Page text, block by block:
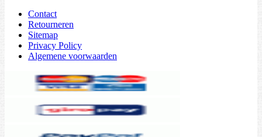
Contact
Retourneren
Sitemap
Privacy Policy
Algemene voorwaarden